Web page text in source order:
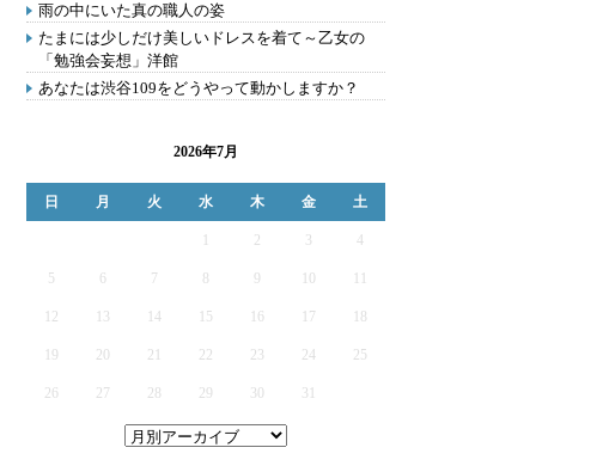
雨の中にいた真の職人の姿
たまには少しだけ美しいドレスを着て～乙女の
「勉強会妄想」洋館
あなたは渋谷109をどうやって動かしますか？
2026年7月
日 月 火 水 木 金 土
2 3 4
5 6 7 9
12 13 14 15 16 17
19 20 21 22 23 24 25
26 27 28 29 30 31